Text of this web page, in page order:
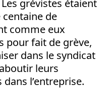
grévistes étaient
centaine de
comme eux
pour fait de grève,
dans le syndicat
leurs
l’entreprise.